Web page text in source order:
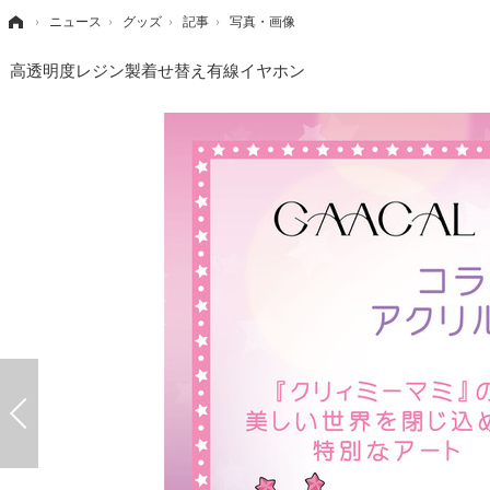
› ニュース › グッズ › 記事 › 写真・画像
高透明度レジン製着せ替え有線イヤホン